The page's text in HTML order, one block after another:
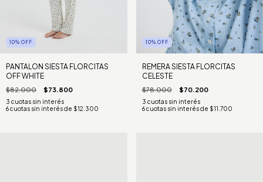
10% OFF
PANTALON SIESTA FLORCITAS
OFF WHITE
$82.000 $73.800
6cuotas sin interés de $12.300
10% OFF
REMERA SIESTA FLORCITAS
CELESTE
$78.000 $70.200
6 cuotas sin interés de $11.700